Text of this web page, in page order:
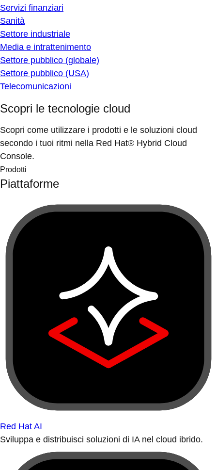
Servizi finanziari
Sanità
Settore industriale
Media e intrattenimento
Settore pubblico (globale)
Settore pubblico (USA)
Telecomunicazioni
Scopri le tecnologie cloud
Scopri come utilizzare i prodotti e le soluzioni cloud
secondo i tuoi ritmi nella Red Hat® Hybrid Cloud
Console.
Prodotti
Piattaforme
Red Hat AI
Sviluppa e distribuisci soluzioni di IA nel cloud ibrido.